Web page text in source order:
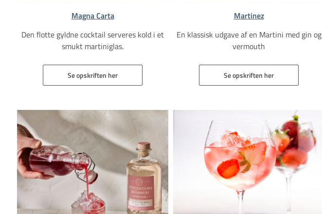
Magna Carta
Den flotte gyldne cocktail serveres kold i et
smukt martiniglas.
Se opskriften her
Martinez
En klassisk udgave af en Martini med gin og
vermouth
Se opskriften her